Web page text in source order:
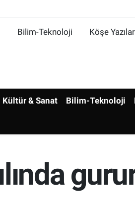
Bilim-Teknoloji Köşe
Kültür & Sanat Bilim-Teknoloji